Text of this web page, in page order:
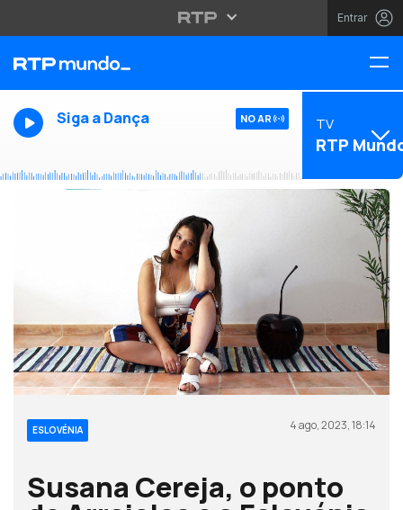
Entrar
Siga a Dança NO AR TV
RTP
ESLOVÉNIA 4 ago, 2023, 18:14
Susana Cereja, o ponto